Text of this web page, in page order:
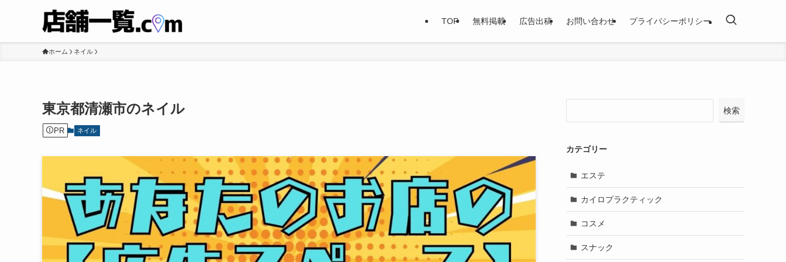
TOP 無料掲載 広告出稿 お問い合わせ プライバシーポリシー
ホーム ネイル
東京都清瀬市のネイル
PR ネイル
検索
カテゴリー
エステ
カイロプラクティック
コスメ
スナック